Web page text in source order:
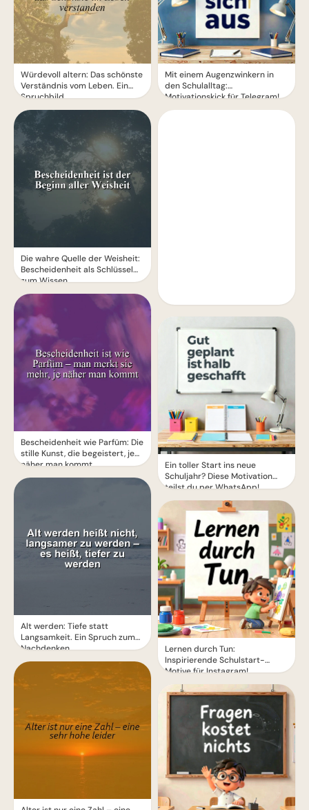
Würdevoll altern: Das schönste
Verständnis vom Leben. Ein
Spruchbild.
Die wahre Quelle der Weisheit:
Bescheidenheit als Schlüssel
zum Wissen
Bescheidenheit wie Parfüm: Die
stille Kunst, die begeistert, je
näher man kommt
Alt werden: Tiefe statt
Langsamkeit. Ein Spruch zum
Nachdenken.
Mit einem Augenzwinkern in
den Schulalltag:
Motivationskick für Telegram!
Ein toller Start ins neue
Schuljahr? Diese Motivation
teilst du per WhatsApp!
Lernen durch Tun:
Inspirierende Schulstart-
Motive für Instagram!